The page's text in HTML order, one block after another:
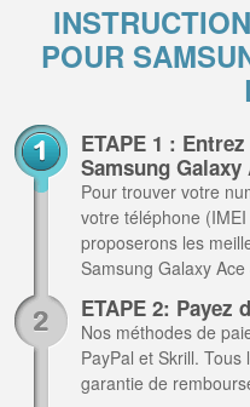
POUR
ETAPE 1 :
Samsung Galaxy
Pour trouver votre
votre téléphone
proposerons les
Samsung Galaxy Ace
ETAPE 2: Payez
Nos méthodes de
PayPal et Skrill.
garantie de